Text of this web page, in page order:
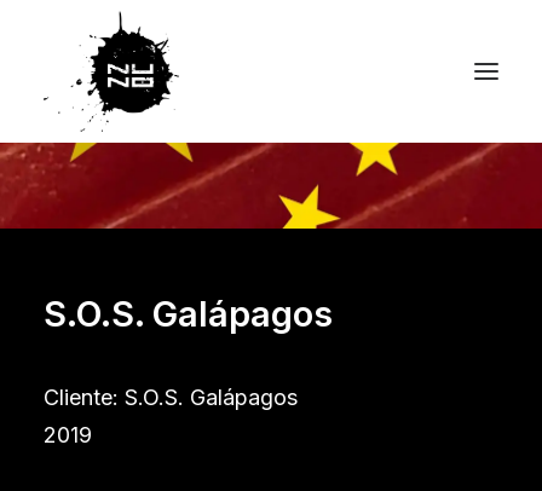
S.O.S. Galápagos
Cliente: S.O.S. Galápagos
2019